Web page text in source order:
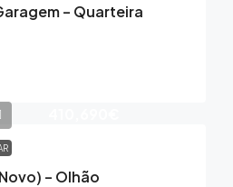
– Quarteira
– Olhão